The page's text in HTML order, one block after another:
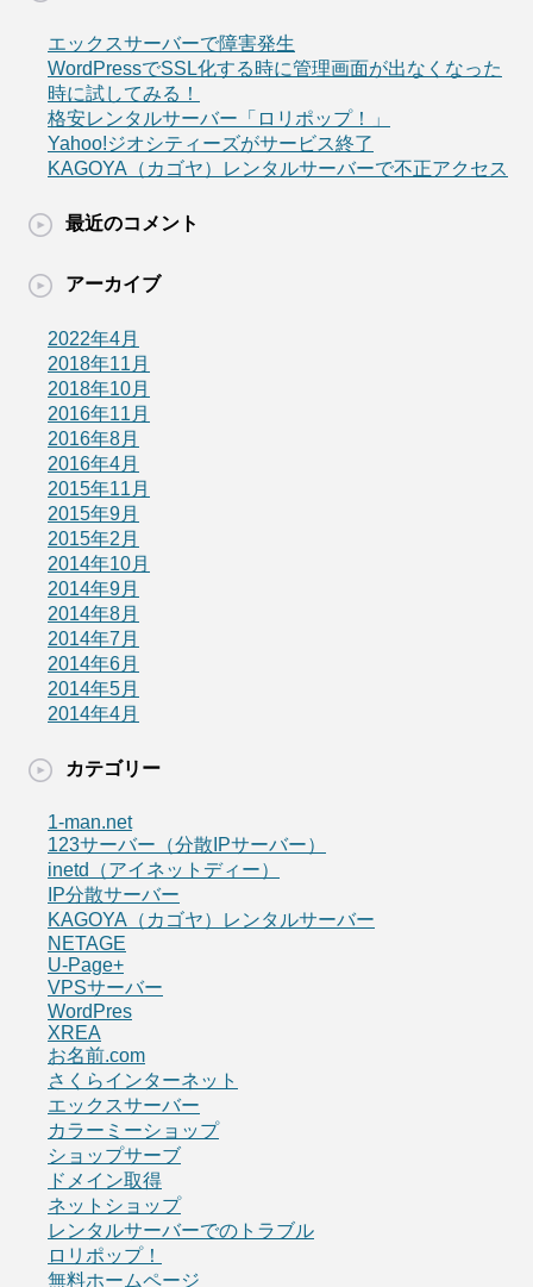
エックスサーバーで障害発生
WordPressでSSL化する時に管理画面が出なくなった
時に試してみる！
格安レンタルサーバー「ロリポップ！」
Yahoo!ジオシティーズがサービス終了
KAGOYA（カゴヤ）レンタルサーバーで不正アクセス
最近のコメント
アーカイブ
2022年4月
2018年11月
2018年10月
2016年11月
2016年8月
2016年4月
2015年11月
2015年9月
2015年2月
2014年10月
2014年9月
2014年8月
2014年7月
2014年6月
2014年5月
2014年4月
カテゴリー
1-man.net
123サーバー（分散IPサーバー）
inetd（アイネットディー）
IP分散サーバー
KAGOYA（カゴヤ）レンタルサーバー
NETAGE
U-Page+
VPSサーバー
WordPres
XREA
お名前.com
さくらインターネット
エックスサーバー
カラーミーショップ
ショップサーブ
ドメイン取得
ネットショップ
レンタルサーバーでのトラブル
ロリポップ！
無料ホームページ